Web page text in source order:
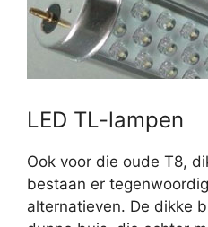
LED TL-lampen
Ook voor die oude T8,
bestaan er
alternatieven. De dikke